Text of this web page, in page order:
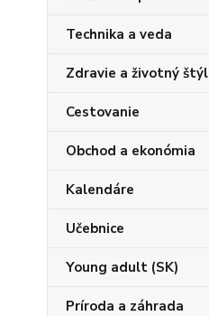
Technika a veda
Zdravie a životný štýl
Cestovanie
Obchod a ekonómia
Kalendáre
Učebnice
Young adult (SK)
Príroda a záhrada